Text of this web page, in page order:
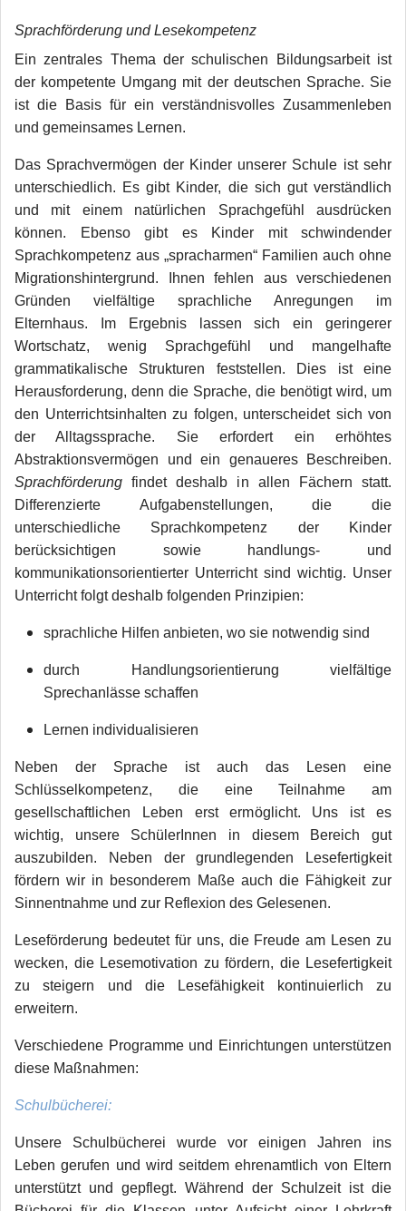
Sprachförderung und Lesekompetenz
Ein zentrales Thema der schulischen Bildungsarbeit ist
der kompetente Umgang mit der deutschen Sprache. Sie
ist die Basis für ein verständnisvolles Zusammenleben
und gemeinsames Lernen.
Das Sprachvermögen der Kinder unserer Schule ist sehr
unterschiedlich. Es gibt Kinder, die sich gut verständlich
und mit einem natürlichen Sprachgefühl ausdrücken
können. Ebenso gibt es Kinder mit schwindender
Sprachkompetenz aus „spracharmen“ Familien auch ohne
Migrationshintergrund. Ihnen fehlen aus verschiedenen
Gründen vielfältige sprachliche Anregungen im
Elternhaus. Im Ergebnis lassen sich ein geringerer
Wortschatz, wenig Sprachgefühl und mangelhafte
grammatikalische Strukturen feststellen. Dies ist eine
Herausforderung, denn die Sprache, die benötigt wird, um
den Unterrichtsinhalten zu folgen, unterscheidet sich von
der Alltagssprache. Sie erfordert ein erhöhtes
Abstraktionsvermögen und ein genaueres Beschreiben.
Sprachförderung findet deshalb in allen Fächern statt.
Differenzierte Aufgabenstellungen, die die
unterschiedliche Sprachkompetenz der Kinder
berücksichtigen sowie handlungs- und
kommunikationsorientierter Unterricht sind wichtig. Unser
Unterricht folgt deshalb folgenden Prinzipien:
sprachliche Hilfen anbieten, wo sie notwendig sind
durch Handlungsorientierung vielfältige
Sprechanlässe schaffen
Lernen individualisieren
Neben der Sprache ist auch das Lesen eine
Schlüsselkompetenz, die eine Teilnahme am
gesellschaftlichen Leben erst ermöglicht. Uns ist es
wichtig, unsere SchülerInnen in diesem Bereich gut
auszubilden. Neben der grundlegenden Lesefertigkeit
fördern wir in besonderem Maße auch die Fähigkeit zur
Sinnentnahme und zur Reflexion des Gelesenen.
Leseförderung bedeutet für uns, die Freude am Lesen zu
wecken, die Lesemotivation zu fördern, die Lesefertigkeit
zu steigern und die Lesefähigkeit kontinuierlich zu
erweitern.
Verschiedene Programme und Einrichtungen unterstützen
diese Maßnahmen:
Schulbücherei:
Unsere Schulbücherei wurde vor einigen Jahren ins
Leben gerufen und wird seitdem ehrenamtlich von Eltern
unterstützt und gepflegt. Während der Schulzeit ist die